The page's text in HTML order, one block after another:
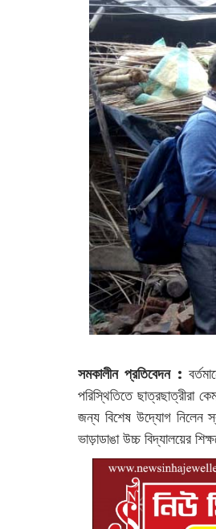
সমকালীন প্রতিবেদন :
পরিস্থিতিতে ছাত্রছাত্রীরা
জন্য বিশেষ উদ্যোগ নিলেন
ভাড়াডাঙা উচ্চ বিদ্যালয়ের